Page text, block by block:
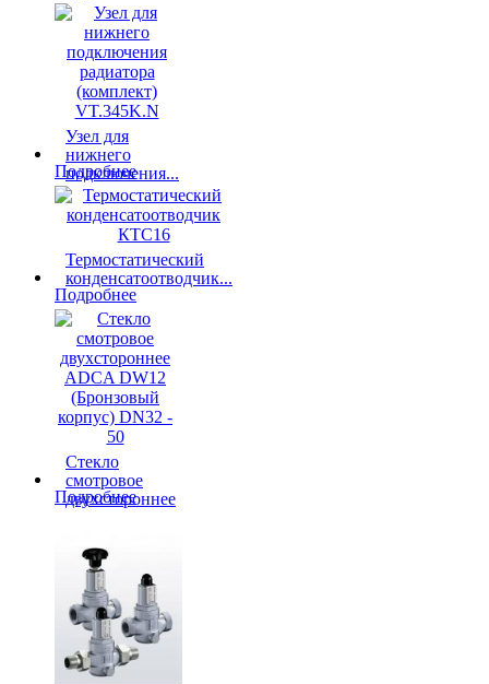
Узел для
нижнего
подключения...
Подробнее
Термостатический
конденсатоотводчик...
Подробнее
Стекло
смотровое
двухстороннее
Подробнее